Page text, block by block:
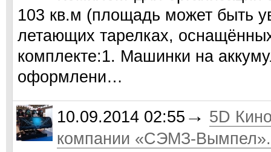
103 кв.м (площадь может быть
летающих тарелках,
комплекте:1. Машинки на
оформлени…
10.09.2014 02:55 → 5D
компании «СЭМЗ-Вымпел».